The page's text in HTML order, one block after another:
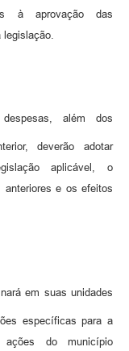
à aprovação das
além dos
deverão adotar
aplicável, o
anteriores e os efeitos
em suas unidades
específicas para a
do município